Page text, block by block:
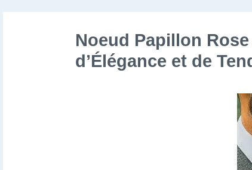
Noeud Papillon
d’Élégance et de